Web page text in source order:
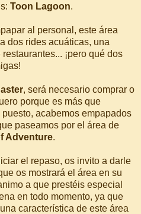
Toon Lagoon.
al personal, este área
dos rides acuáticas, una
¡pero qué dos
, será necesario comprar o
porque es más que
acabemos empapados
paseamos por el área de
Adventure.
el repaso, os invito a darle
os mostrará el área en su
a que prestéis especial
en todo momento, ya que
característica de este área